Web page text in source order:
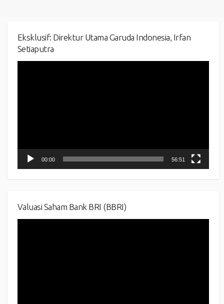
Eksklusif: Direktur Utama Garuda Indonesia, Irfan
Setiaputra
00:00 56:51
Valuasi Saham Bank BRI (BBRI)